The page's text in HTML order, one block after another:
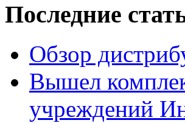
Последние
Обзор
Вышел
учреждений